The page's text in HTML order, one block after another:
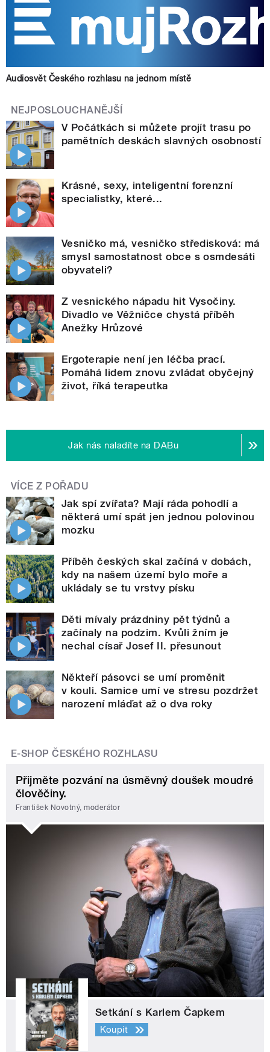
Audiosvět Českého rozhlasu na jednom místě
NEJPOSLOUCHANĚJŠÍ
V Počátkách si můžete projít trasu po
pamětních deskách slavných osobností
Krásné, sexy, inteligentní forenzní
specialistky, které...
Vesničko má, vesničko středisková: má
smysl samostatnost obce s osmdesáti
obyvateli?
Z vesnického nápadu hit Vysočiny.
Divadlo ve Věžničce chystá příběh
Anežky Hrůzové
Ergoterapie není jen léčba prací.
Pomáhá lidem znovu zvládat obyčejný
život, říká terapeutka
Jak nás naladíte na DABu
VÍCE Z POŘADU
Jak spí zvířata? Mají ráda pohodlí a
některá umí spát jen jednou polovinou
mozku
Příběh českých skal začíná v dobách,
kdy na našem území bylo moře a
ukládaly se tu vrstvy písku
Děti mívaly prázdniny pět týdnů a
začínaly na podzim. Kvůli žním je
nechal císař Josef II. přesunout
Někteří pásovci se umí proměnit
v kouli. Samice umí ve stresu pozdržet
narození mláďat až o dva roky
E-SHOP ČESKÉHO ROZHLASU
Přijměte pozvání na úsměvný doušek moudré
člověčiny.
František Novotný, moderátor
Setkání s Karlem Čapkem
Koupit